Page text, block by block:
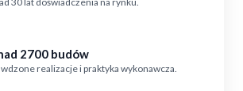
2700 budów
realizacje i praktyka wykonawcza.